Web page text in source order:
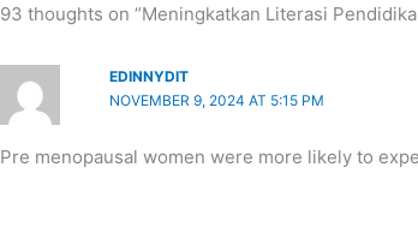
93 thoughts on “Meningkatkan Literasi
EDINNYDIT
NOVEMBER 9, 2024 AT 5:15 PM
Pre menopausal women were more likely to